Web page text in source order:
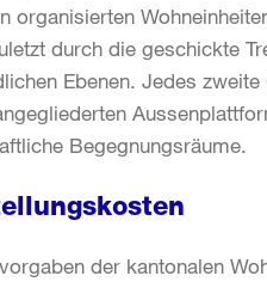
organisierten
durch die geschickte
Ebenen. Jedes
Begegnungsräume.
der kantonalen